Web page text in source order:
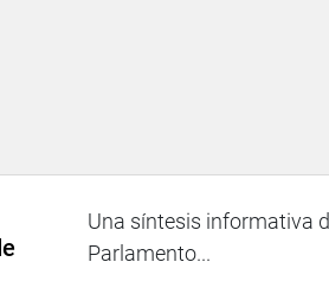
Una síntesis informativa
Parlamento...